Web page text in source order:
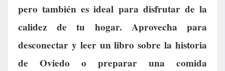
pero también es ideal para disfrutar de la
calidez de tu hogar. Aprovecha para
desconectar y leer un libro sobre la historia
de Oviedo o preparar una comida